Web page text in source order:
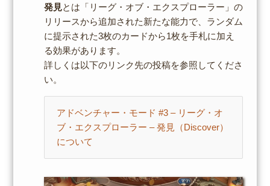
発見とは「リーグ・オブ・エクスプローラー」の
リリースから追加された新たな能力で、ランダム
に提示された3枚のカードから1枚を手札に加え
る効果があります。
詳しくは以下のリンク先の投稿を参照してくださ
い。
アドベンチャー・モード #3 – リーグ・オ
ブ・エクスプローラー – 発見（Discover）
について